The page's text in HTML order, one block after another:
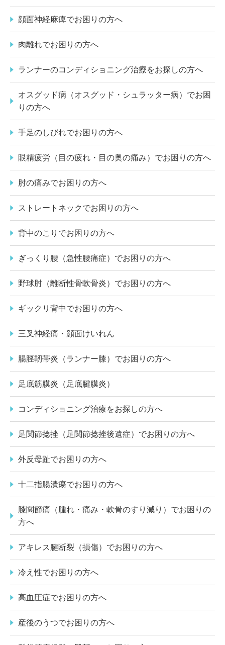
顔面神経麻痺でお困りの方へ
肉離れでお困りの方へ
ランナーのコンディショニング治療をお探しの方へ
オスグッド病（オスグッド・シュラッター病）でお困
りの方へ
手足のしびれでお困りの方へ
眼精疲労（目の疲れ・目の奥の痛み）でお困りの方へ
肘の痛みでお困りの方へ
ストレートネックでお困りの方へ
背中のこりでお困りの方へ
ぎっくり腰（急性腰痛症）でお困りの方へ
野球肘（離断性骨軟骨炎）でお困りの方へ
ギックリ背中でお困りの方へ
三叉神経痛・顔面けいれん
腸脛靭帯炎（ランナー膝）でお困りの方へ
足底筋膜炎（足底腱膜炎）
コンディショニング治療をお探しの方へ
足関節捻挫（足関節捻挫後遺症）でお困りの方へ
外反母趾でお困りの方へ
十二指腸潰瘍でお困りの方へ
膝関節痛（腫れ・痛み・軟骨のすり減り）でお困りの
方へ
アキレス腱断裂（損傷）でお困りの方へ
冷え性でお困りの方へ
高血圧症でお困りの方へ
産後のうつでお困りの方へ